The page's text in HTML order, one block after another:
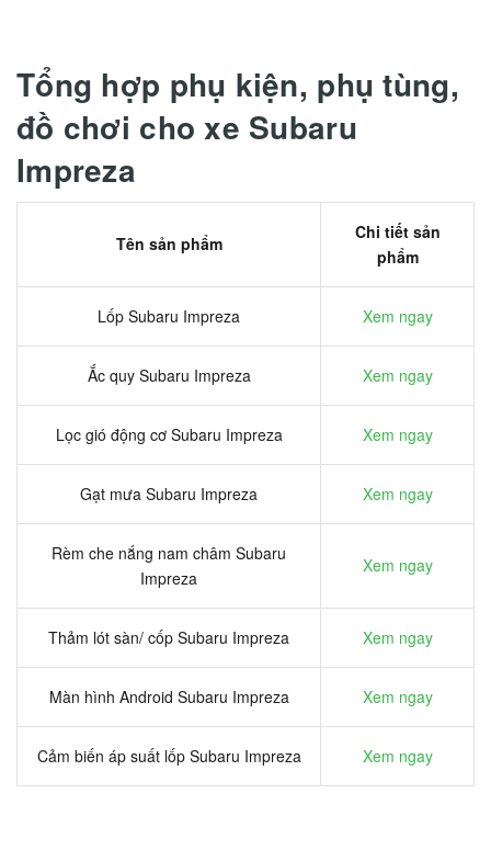
Tổng hợp phụ kiện, phụ tùng,
đồ chơi cho xe Subaru
Impreza
Tên sản phẩm
Chi tiết sản
phẩm
Lốp Subaru Impreza Xem ngay
Ắc quy Subaru Impreza Xem ngay
Lọc gió động cơ Subaru Impreza Xem ngay
Gạt mưa Subaru Impreza Xem ngay
Rèm che nắng nam châm Subaru
Impreza
Xem ngay
Thảm lót sàn/ cốp Subaru Impreza Xem ngay
Màn hình Android Subaru Impreza Xem ngay
Cảm biến áp suất lốp Subaru Impreza Xem ngay